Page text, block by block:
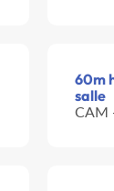
60m
salle
CAM